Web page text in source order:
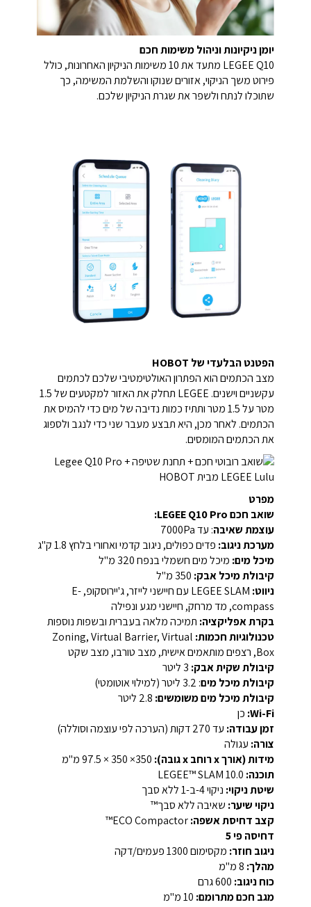
יומן ניקיונות וניהול משימות חכם
LEGEE Q10 מתעד את 10 משימות הניקיון האחרונות, כולל
פירוט משך הניקוי, אזורים שנוקו והשלמת המשימה, כך
שתוכלו לנתח ולשפר את שגרת הניקיון שלכם.
הפטנט הבלעדי של HOBOT
מצב הכתמים הוא הפתרון האולטימטיבי שלכם לכתמים
עקשניים וישנים. LEGEE תחלק את האזור למקטעים של 1.5
מטר על 1.5 מטר ותתיז כמות נדיבה של מים כדי להמיס את
הכתמים. לאחר מכן, היא תבצע מעבר שני כדי לנגב ולספוג
את הכתמים המומסים.
מפרט
שואב חכם LEGEE Q10 Pro:
עוצמת שאיבה: עד 7000Pa
מערכת ניגוב: פדים כפולים, ניגוב קדמי ואחורי בלחץ 1.8 ק"ג
מיכל מים: מיכל מים חשמלי בנפח 320 מ"ל
קיבולת מיכל אבק:
ניווט:
LEGEE SLAM עם חיישני לייזר, ג'יירוסקופ, E-
compass, מד מרחק, חיישני מגע ונפילה
בקרת אפליקציה: תמיכה מלאה בעברית ובשפות נוספות
טכנולוגיות חכמות: Zoning, Virtual Barrier, Virtual
Box, רצפים מותאמים אישית, מצב טורבו, מצב שקט
קיבולת שקית אבק:
קיבולת מיכל מים: 3.2 ליטר (למילוי אוטומטי)
קיבולת מיכל מים משומשים:
Wi-Fi: כן
זמן עבודה: עד 270 דקות (הערכה לפי עוצמה וסוללה)
צורה: עגולה
מידות (אורך x רוחב x גובה):
תוכנה:
שיטת ניקוי: ניקוי 4-ב-1 ללא סבך
ניקוי שיער: שאיבה ללא סבך™
קצב דחיסת אשפה:
דחיסה פי 5
ניגוב חוזר: מקסימום 1300 פעמים/דקה
מהלך:
כוח ניגוב:
מגב חכם מתרומם: